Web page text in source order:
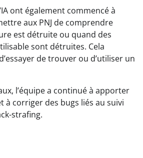
ont également commencé à
aux PNJ de comprendre
est détruite ou quand des
sont détruites. Cela
de trouver ou d’utiliser un
l’équipe a continué à apporter
à corriger des bugs liés au suivi
strafing.